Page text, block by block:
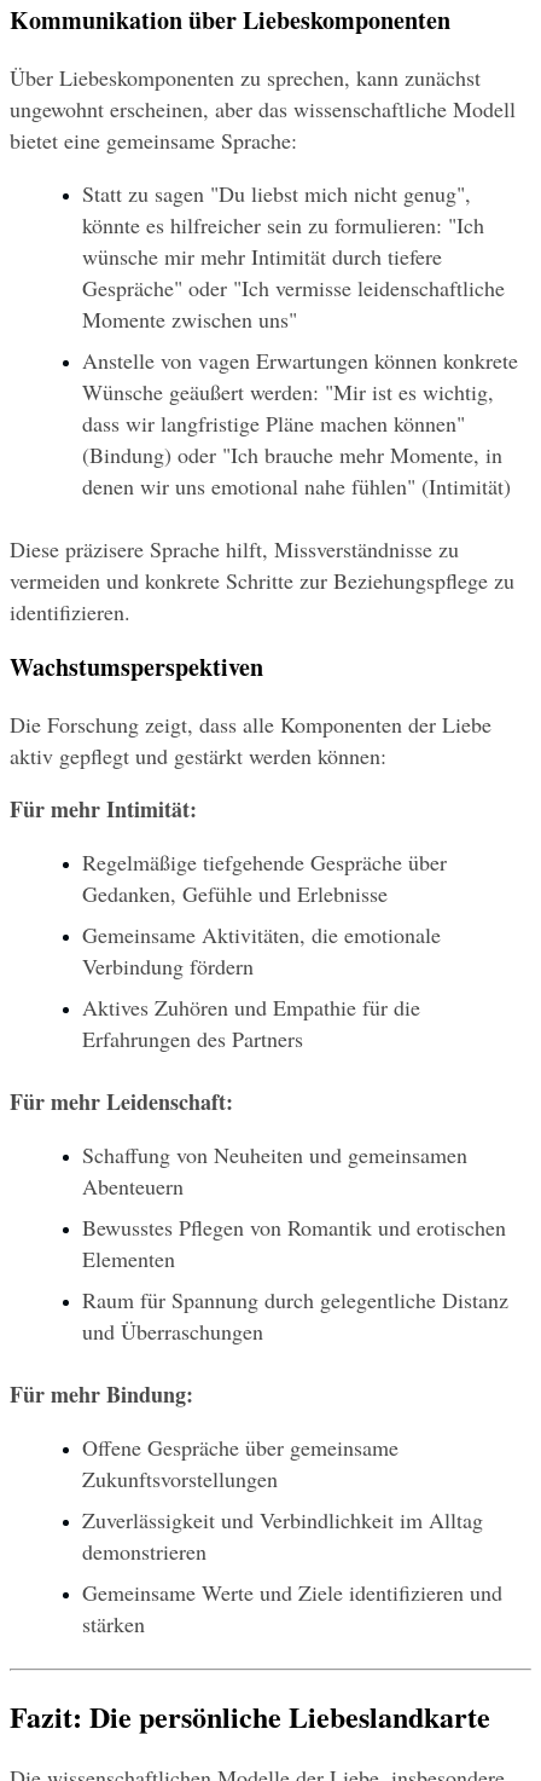
Kommunikation über Liebeskomponenten
Über Liebeskomponenten zu sprechen, kann zunächst
ungewohnt erscheinen, aber das wissenschaftliche Modell
bietet eine gemeinsame Sprache:
Statt zu sagen "Du liebst mich nicht genug",
könnte es hilfreicher sein zu formulieren: "Ich
wünsche mir mehr Intimität durch tiefere
Gespräche" oder "Ich vermisse leidenschaftliche
Momente zwischen uns"
Anstelle von vagen Erwartungen können konkrete
Wünsche geäußert werden: "Mir ist es wichtig,
dass wir langfristige Pläne machen können"
(Bindung) oder "Ich brauche mehr Momente, in
denen wir uns emotional nahe fühlen" (Intimität)
Diese präzisere Sprache hilft, Missverständnisse zu
vermeiden und konkrete Schritte zur Beziehungspflege zu
identifizieren.
Wachstumsperspektiven
Die Forschung zeigt, dass alle Komponenten der Liebe
aktiv gepflegt und gestärkt werden können:
Für mehr Intimität:
Regelmäßige tiefgehende Gespräche über
Gedanken, Gefühle und Erlebnisse
Gemeinsame Aktivitäten, die emotionale
Verbindung fördern
Aktives Zuhören und Empathie für die
Erfahrungen des Partners
Für mehr Leidenschaft:
Schaffung von Neuheiten und gemeinsamen
Abenteuern
Bewusstes Pflegen von Romantik und erotischen
Elementen
Raum für Spannung durch gelegentliche Distanz
und Überraschungen
Für mehr Bindung:
Offene Gespräche über gemeinsame
Zukunftsvorstellungen
Zuverlässigkeit und Verbindlichkeit im Alltag
demonstrieren
Gemeinsame Werte und Ziele identifizieren und
stärken
Fazit: Die persönliche Liebeslandkarte